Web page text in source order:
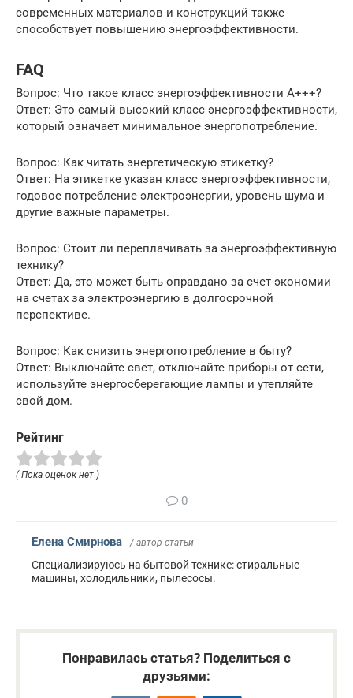
современных материалов и конструкций также
способствует повышению энергоэффективности.
FAQ
Вопрос: Что такое класс энергоэффективности A+++?
Ответ: Это самый высокий класс энергоэффективности,
который означает минимальное энергопотребление.
Вопрос: Как читать энергетическую этикетку?
Ответ: На этикетке указан класс энергоэффективности,
годовое потребление электроэнергии, уровень шума и
другие важные параметры.
Вопрос: Стоит ли переплачивать за энергоэффективную
технику?
Ответ: Да, это может быть оправдано за счет экономии
на счетах за электроэнергию в долгосрочной
перспективе.
Вопрос: Как снизить энергопотребление в быту?
Ответ: Выключайте свет, отключайте приборы от сети,
используйте энергосберегающие лампы и утепляйте
свой дом.
Рейтинг
( Пока оценок нет )
0
Елена Смирнова / автор статьи
Специализируюсь на бытовой технике: стиральные
машины, холодильники, пылесосы.
Понравилась статья? Поделиться с
друзьями: